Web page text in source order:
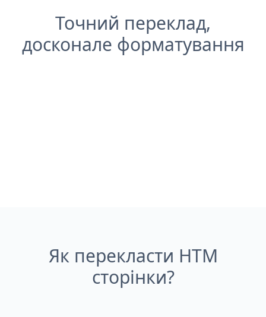
Точний переклад,
досконале форматування
Як перекласти HTM
сторінки?